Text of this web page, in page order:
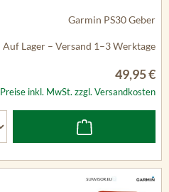
Garmin PS30 Geber
Auf Lager – Versand 1–3 Werktage
49,95 €
Preise inkl. MwSt. zzgl. Versandkosten